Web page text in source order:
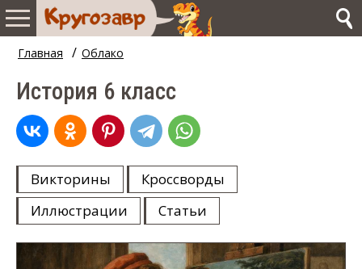
Главная / Облако
История 6 класс
Викторины
Кроссворды
Иллюстрации
Статьи